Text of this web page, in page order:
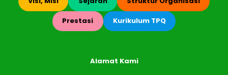
Prestasi Kurikulum TPQ
Alamat Kami